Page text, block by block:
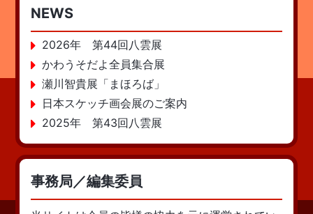
NEWS
2026年 第44回八雲展
かわうそだよ全員集合展
瀬川智貴展「まほろば」
日本スケッチ画会展のご案内
2025年 第43回八雲展
事務局／編集委員